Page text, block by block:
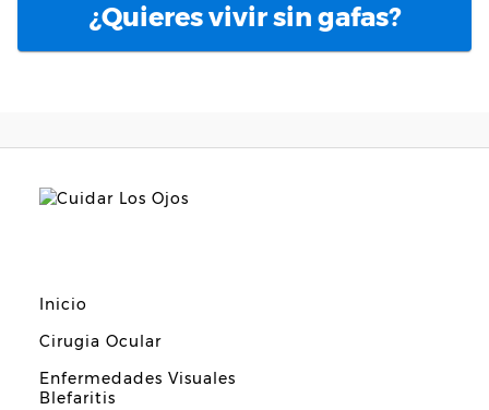
¿Quieres vivir sin gafas?
Inicio
Cirugia Ocular
Enfermedades Visuales
Blefaritis